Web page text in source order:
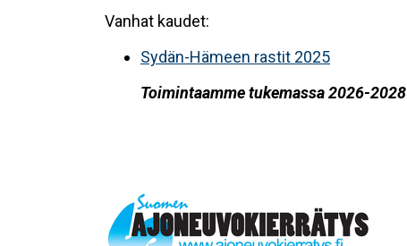
Vanhat kaudet:
Sydän-Hämeen rastit 2025
Toimintaamme tukemassa 2026-2028